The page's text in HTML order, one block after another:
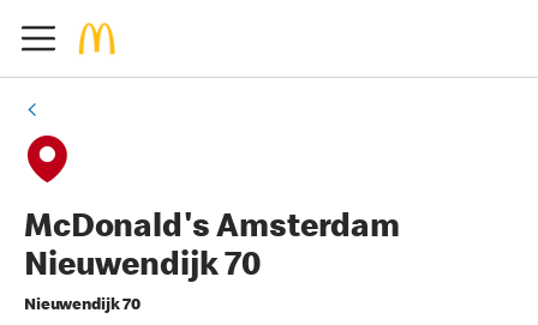
McDonald's Amsterdam
Nieuwendijk 70
Nieuwendijk 70